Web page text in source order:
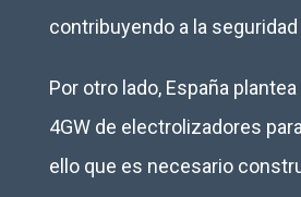
contribuyendo a la
Por otro lado, España
4GW de electrolizadores
ello que es necesario